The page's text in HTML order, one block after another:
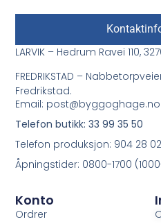
Konto
Ordrer
LARVIK – Hedrum Ravei 110,
FREDRIKSTAD –
Fredrikstad.
Email: post@byggoghage.no
Telefon butikk: 33 99 35 50
Telefon produksjon: 904 28
Åpningstider: 0800-1700